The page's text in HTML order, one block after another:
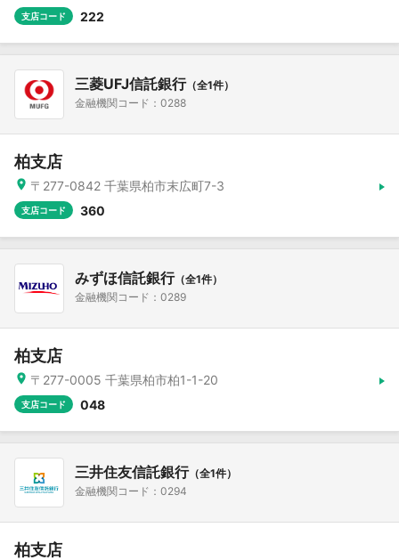
支店コード 222
三菱UFJ信託銀行（全1件）
金融機関コード：0288
柏支店
〒277-0842 千葉県柏市末広町7-3
支店コード 360
みずほ信託銀行（全1件）
金融機関コード：0289
柏支店
〒277-0005 千葉県柏市柏1-1-20
支店コード 048
三井住友信託銀行（全1件）
金融機関コード：0294
柏支店